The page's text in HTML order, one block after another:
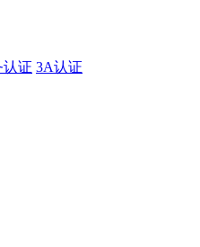
认证 3A认证